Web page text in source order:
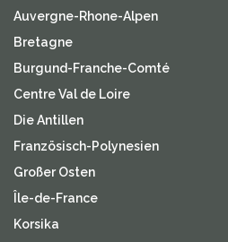
Auvergne-Rhone-Alpen
Bretagne
Burgund-Franche-Comté
Centre Val de Loire
Die Antillen
Französisch-Polynesien
Großer Osten
Île-de-France
Korsika